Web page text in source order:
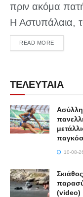
πριν ακόμα
Η Αστυπάλαια,
READ MOREDETAILS
ΤΕΛΕΥΤΑΙΑ
10-08-
(video)